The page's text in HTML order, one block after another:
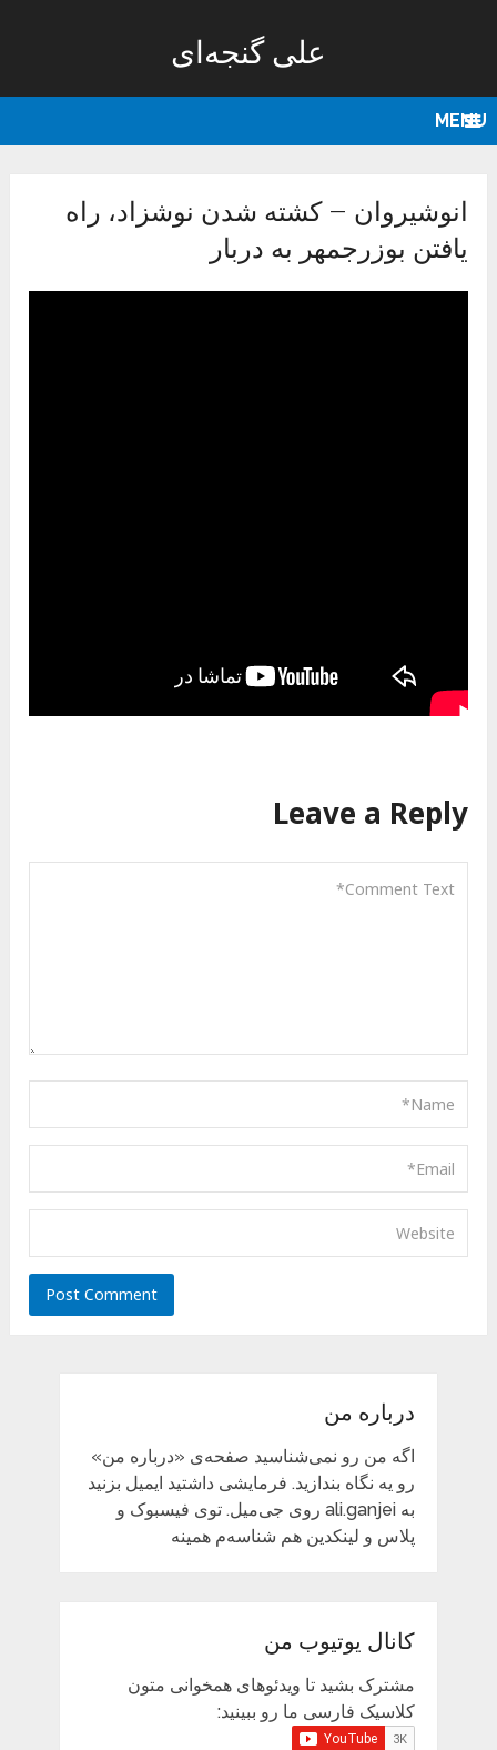
علی گنجه‌ای
MENU
انوشیروان – کشته شدن نوشزاد، راه
یافتن بوزرجمهر به دربار
Leave a Reply
درباره من
اگه من رو نمی‌شناسید صفحه‌ی «درباره من»
رو یه نگاه بندازید. فرمایشی داشتید ایمیل بزنید
به ali.ganjei روی جی‌میل. توی فیسبوک و
پلاس و لینکدین هم شناسه‌م همینه
کانال یوتیوب من
مشترک بشید تا ویدئوهای همخوانی متون
کلاسیک فارسی ما رو ببینید: